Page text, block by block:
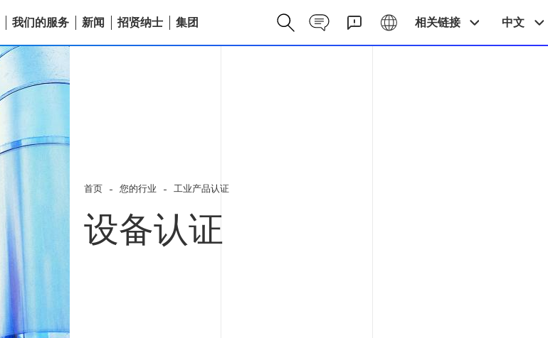
我们的服务 新闻 招贤纳士 集团 相关链接 中文
首页 您的行业 工业产品认证
设备认证